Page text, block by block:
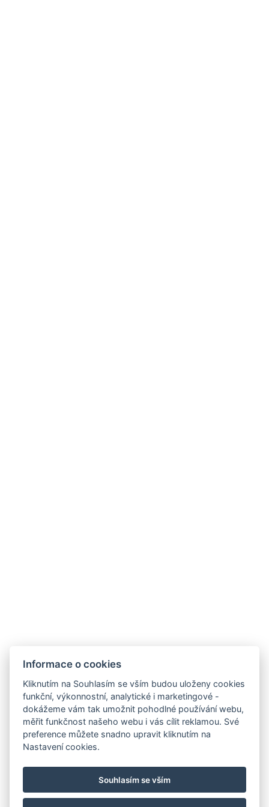
Carlsbad INN hotel & apartments
Široká 240/2
362 63 Dalovice
Telefon:+ 420 602 157 101
recepce@carlsbadinn.cz
Informace o cookies
Kliknutím na Souhlasím se vším budou uloženy cookies
funkční, výkonnostní, analytické i marketingové -
dokážeme vám tak umožnit pohodlné používání webu,
měřit funkčnost našeho webu i vás cílit reklamou. Své
preference můžete snadno upravit kliknutím na
Nastavení cookies.
Souhlasím se vším